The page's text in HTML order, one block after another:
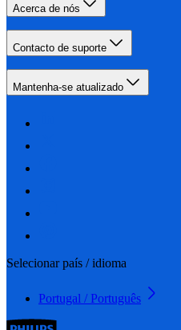
Acerca de nós
Contacto de suporte
Mantenha-se atualizado
Selecionar país / idioma
Portugal / Português